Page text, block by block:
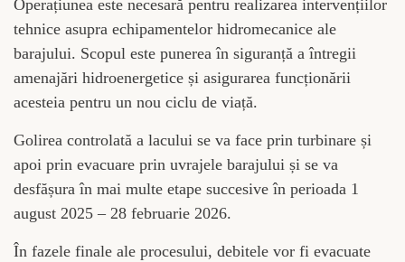
Operațiunea este necesară pentru realizarea intervențiilor
tehnice asupra echipamentelor hidromecanice ale
barajului. Scopul este punerea în siguranță a întregii
amenajări hidroenergetice și asigurarea funcționării
acesteia pentru un nou ciclu de viață.
Golirea controlată a lacului se va face prin turbinare și
apoi prin evacuare prin uvrajele barajului și se va
desfășura în mai multe etape succesive în perioada 1
august 2025 – 28 februarie 2026.
În fazele finale ale procesului, debitele vor fi evacuate